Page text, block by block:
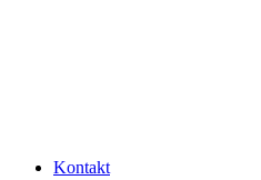
Kontakt